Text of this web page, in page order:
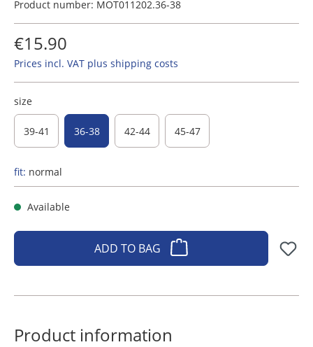
Product number: MOT011202.36-38
€15.90
Prices incl. VAT plus shipping costs
size
39-41 36-38 42-44 45-47
fit: normal
Available
ADD TO BAG
Product information